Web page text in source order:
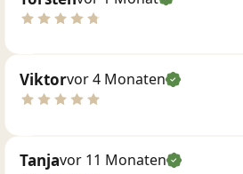
Viktorvor 4 Monaten
Tanjavor 11 Monaten